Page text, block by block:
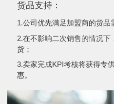
货品支持：
1.公司优先满足加盟商的货品
2.在不影响二次销售的情况下
货；
3.卖家完成KPI考核将获得专
惠。